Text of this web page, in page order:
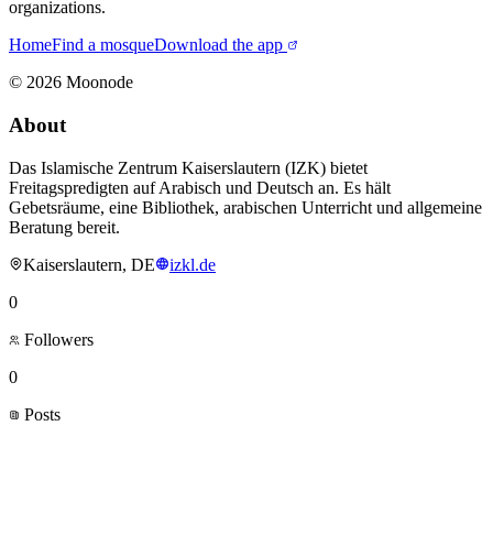
organizations.
HomeFind a mosqueDownload the app
© 2026 Moonode
About
Das Islamische Zentrum Kaiserslautern (IZK) bietet
Freitagspredigten auf Arabisch und Deutsch an. Es hält
Gebetsräume, eine Bibliothek, arabischen Unterricht und allgemeine
Beratung bereit.
Kaiserslautern, DE
izkl.de
0
Followers
0
Posts